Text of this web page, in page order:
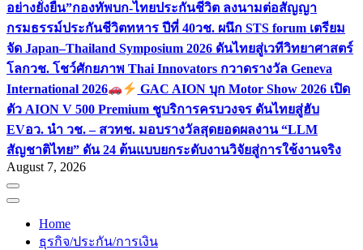
อย่างยั่งยืน”กองทัพบก-ไทยประกันชีวิต ลงนามต่อสัญญา
กรมธรรม์ประกันชีวิตทหาร ปีที่ 40วช. ผนึก STS forum เตรียม
จัด Japan–Thailand Symposium 2026 ดันไทยสู่เวทีวิทยาศาสตร์
โลกวช. โชว์ศักยภาพ Thai Innovators กวาดรางวัล Geneva
International 2026
GAC AION บุก Motor Show 2026 เปิด
ตัว AION V 500 Premium ชูบริการครบวงจร ดันไทยสู่ฮับ
EVอว. นำ วช. – สวทช. มอบรางวัลสุดยอดผลงาน “LLM
สัญชาติไทย” ดัน 24 ต้นแบบยกระดับงานวิจัยสู่การใช้งานจริง
August 7, 2026
Home
ธุรกิจ/ประกัน/การเงิน